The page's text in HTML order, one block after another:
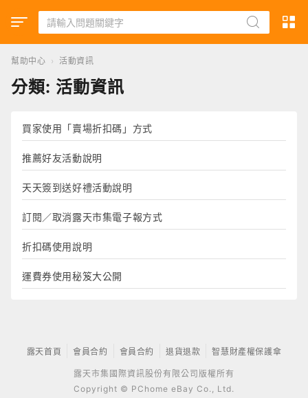
幫助中心 › 活動資訊
分類: 活動資訊
買家使用「賣場折扣碼」方式
推薦好友活動說明
天天簽到送好禮活動說明
訂閱／取消露天市集電子報方式
折扣碼使用說明
運費券使用秘笈大公開
露天首頁 會員合約 會員合約 退貨退款 智慧財產權保護傘
露天市集國際資訊股份有限公司版權所有
Copyright © PChome eBay Co., Ltd.